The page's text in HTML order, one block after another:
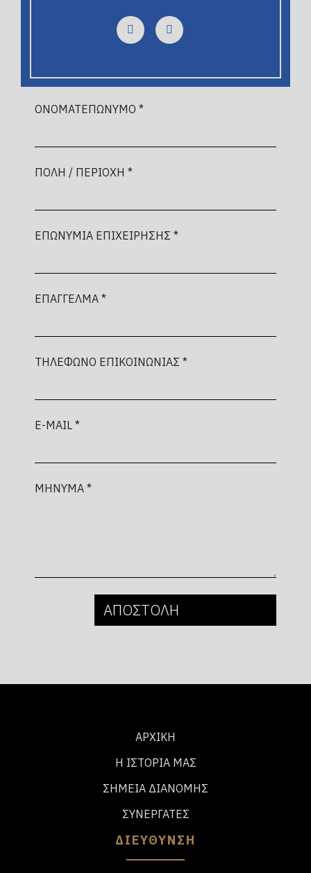
ΟΝΟΜΑΤΕΠΩΝΥΜΟ *
ΠΟΛΗ / ΠΕΡΙΟΧΗ *
ΕΠΩΝΥΜΙΑ ΕΠΙΧΕΙΡΗΣΗΣ *
ΕΠΑΓΓΕΛΜΑ *
ΤΗΛΕΦΩΝΟ ΕΠΙΚΟΙΝΩΝΙΑΣ *
E-MAIL *
ΜΗΝΥΜΑ *
ΑΡΧΙΚΗ
Η ΙΣΤΟΡΙΑ ΜΑΣ
ΣΗΜΕΙΑ ΔΙΑΝΟΜΗΣ
ΣΥΝΕΡΓΑΤΕΣ
ΔΙΕΥΘΥΝΣΗ